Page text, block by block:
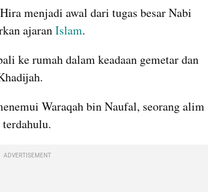
menjadi awal dari tugas besar Nabi
ajaran Islam.
ke rumah dalam keadaan gemetar dan
Waraqah bin Naufal, seorang alim
ADVERTISEMENT